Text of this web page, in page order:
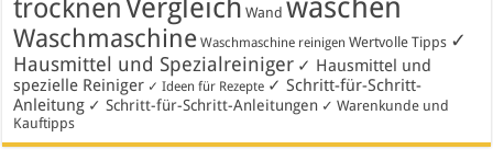
trocknenVergleich Wand waschen
Waschmaschine Waschmaschine reinigen Wertvolle Tipps ✓
Hausmittel und Spezialreiniger ✓ Hausmittel und
spezielle Reiniger ✓ Ideen für Rezepte ✓ Schritt-für-Schritt-
Anleitung ✓ Schritt-für-Schritt-Anleitungen ✓ Warenkunde und
Kauftipps